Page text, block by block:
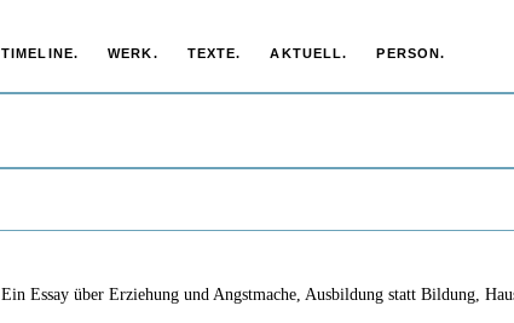
TIMELINE. WERK. TEXTE. AKTUELL. PERSON.
Ein Essay über Erziehung und Angstmache, Ausbildung statt Bildung,